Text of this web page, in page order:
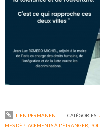
LIEN PERMANENT CATÉGORIES :
MES DÉPLACEMENTS À L'ÉTRANGER